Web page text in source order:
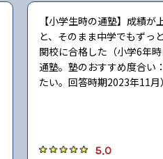
【小学生時の通塾】成績が
と、そのまま中学でもずっ
関校に合格した（小学6年
通塾。塾のおすすめ度合い
たい。回答時期2023年11月）
5.0